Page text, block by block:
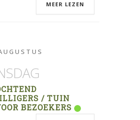
MEER LEZEN
/ TUIN
BEZOEKERS